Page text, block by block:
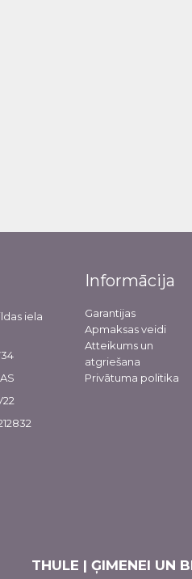
iela
Informācija
Garantijas
Apmaksas veidi
Atteikums un
atgriešana
Privātuma politika
THULE | ĢIMENEI UN